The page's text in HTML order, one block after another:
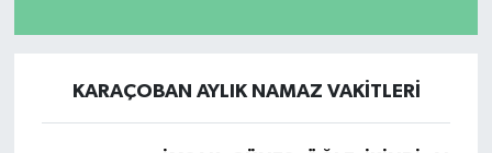
KARAÇOBAN AYLIK NAMAZ VAKITLERI